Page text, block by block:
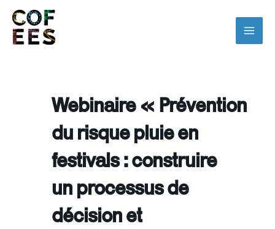
Webinaire « Prévention
du risque pluie en
festivals : construire
un processus de
décision et